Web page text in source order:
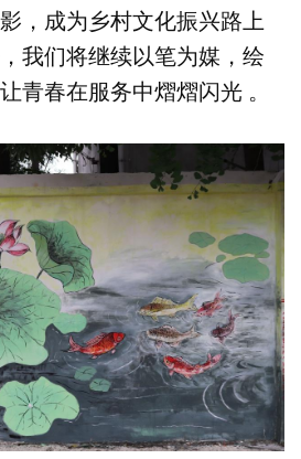
，成为乡村文化振兴路上
我们将继续以笔为媒，绘
青春在服务中熠熠闪光 。